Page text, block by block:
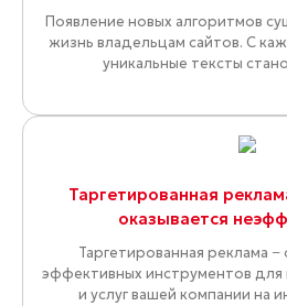
Появление новых алгоритмов
жизнь владельцам сайтов. С
уникальные тексты
Таргетированная
оказывается
Таргетированная реклама
эффективных инструментов
и услуг вашей компании на